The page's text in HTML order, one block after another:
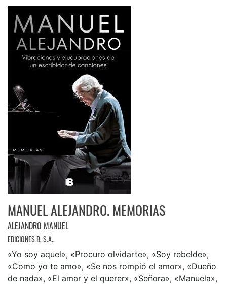
MANUEL ALEJANDRO. MEMORIAS
ALEJANDRO MANUEL
EDICIONES B, S.A..
«Yo soy aquel», «Procuro olvidarte», «Soy rebelde»,
«Como yo te amo», «Se nos rompió el amor», «Dueño
de nada», «El amar y el querer», «Señora», «Manuela»,